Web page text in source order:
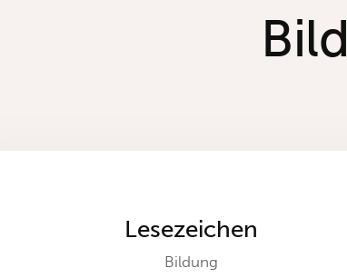
Lesezeichen
Bildung